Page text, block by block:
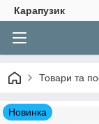
Карапузик
Товари та
Новинка